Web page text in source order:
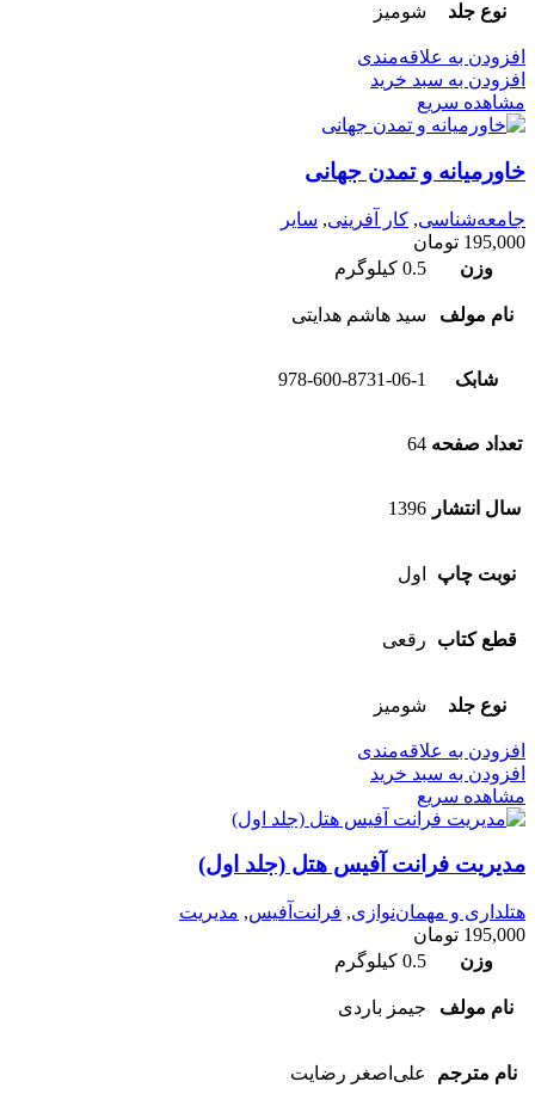
نوع جلد شومیز
افزودن به علاقه‌مندی
افزودن به سبد خرید
مشاهده سریع
خاورمیانه و تمدن جهانی
جامعه‌شناسی, کار آفرینی, سایر
195,000 تومان
وزن
0.5 کیلوگرم
نام مولف سید هاشم هدایتی
شابک 978-600-8731-06-1
تعداد صفحه 64
سال انتشار 1396
نوبت چاپ اول
قطع کتاب رقعی
نوع جلد شومیز
افزودن به علاقه‌مندی
افزودن به سبد خرید
مشاهده سریع
مدیریت فرانت آفیس هتل (جلد اول)
هتلداری و مهمان‌نوازی, فرانت‌آفیس, مدیریت
195,000 تومان
وزن
0.5 کیلوگرم
نام مولف جیمز باردی
نام مترجم علی‌اصغر رضایت